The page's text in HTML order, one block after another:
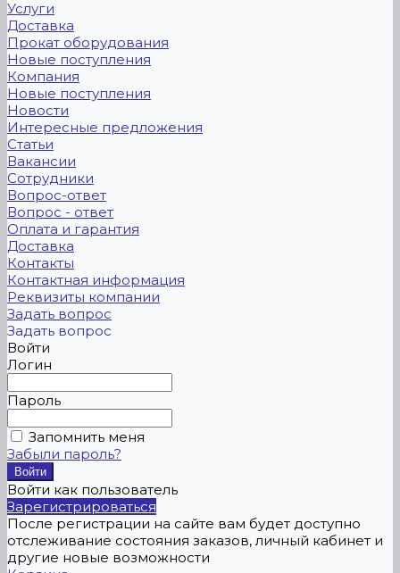
Услуги
Доставка
Прокат оборудования
Новые поступления
Компания
Новые поступления
Новости
Интересные предложения
Статьи
Вакансии
Сотрудники
Вопрос-ответ
Вопрос - ответ
Оплата и гарантия
Доставка
Контакты
Контактная информация
Реквизиты компании
Задать вопрос
Задать вопрос
Войти
Логин
Пароль
Запомнить меня
Забыли пароль?
Войти как пользователь
Зарегистрироваться
После регистрации на сайте вам будет доступно
отслеживание состояния заказов, личный кабинет и
другие новые возможности